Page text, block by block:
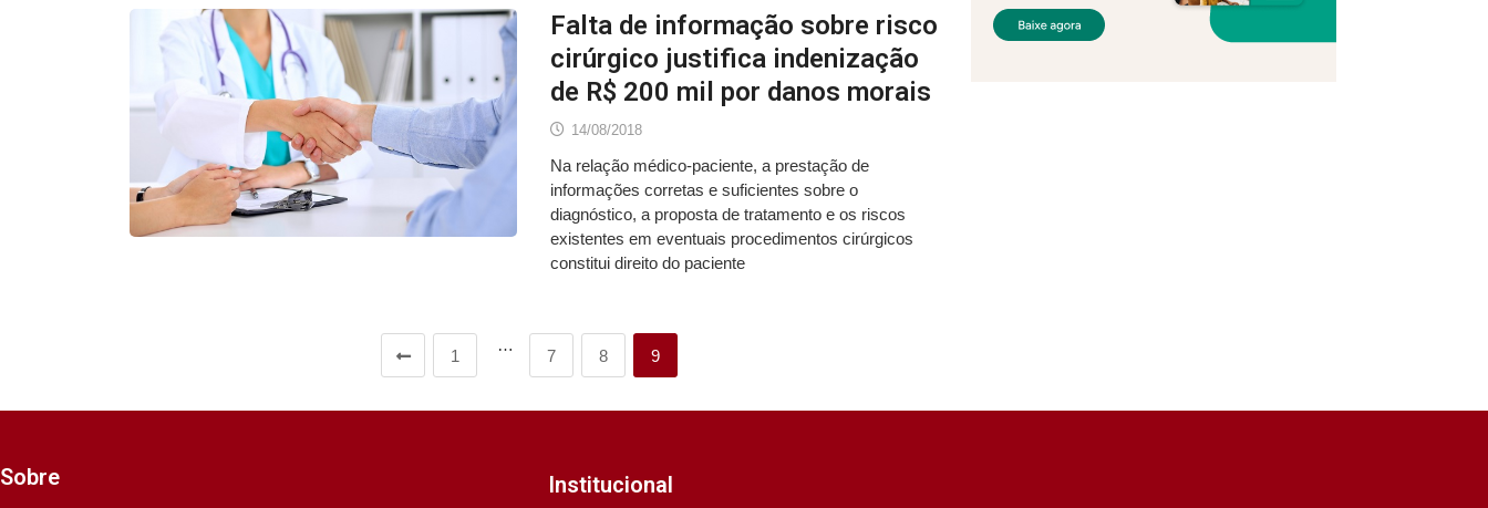
Falta de informação sobre risco
cirúrgico justifica indenização
de R$ 200 mil por danos morais
14/08/2018
Na relação médico-paciente, a prestação de
informações corretas e suficientes sobre o
diagnóstico, a proposta de tratamento e os riscos
existentes em eventuais procedimentos cirúrgicos
constitui direito do paciente
1
…
7 8 9
Sobre Institucional